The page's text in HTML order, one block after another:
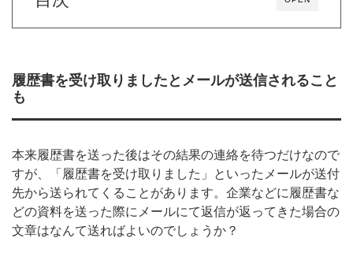
履歴書を受け取りましたとメールが送信されること
も
本来履歴書を送った後はその結果の連絡を待つだけなので
すが、「履歴書を受け取りました」といったメールが送付
先から送られてくることがあります。企業などに履歴書な
どの資料を送った際にメールにて返信が返ってきた場合の
文章はなんて送ればよいのでしょうか？